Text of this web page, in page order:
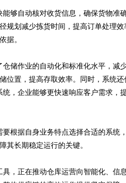
够自动核对收货信息，确保货物准
规划减少拣货时间，提高订单处理
据。
储作业的自动化和标准化水平，减
位置，提高存取效率。同时，系统
，企业能够更快速响应客户需求，
根据自身业务特点选择合适的系统
其长期稳定运行的关键。
，正在推动仓库运营向智能化、信